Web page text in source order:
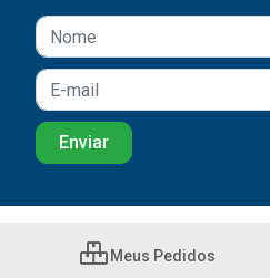
Meus Pedidos